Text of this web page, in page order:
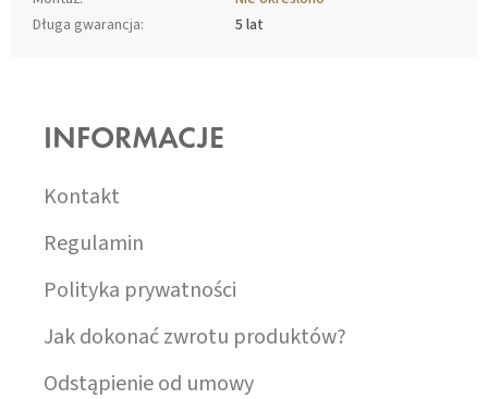
Długa gwarancja:
5 lat
INFORMACJE
Kontakt
Regulamin
Polityka prywatności
Jak dokonać zwrotu produktów?
Odstąpienie od umowy